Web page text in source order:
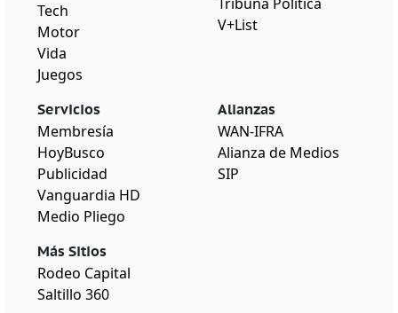
Tech
Motor
Vida
Juegos
V+List
Servicios
Membresía
HoyBusco
Publicidad
Vanguardia HD
Medio Pliego
Más Sitios
Rodeo Capital
Saltillo 360
Alianzas
WAN-IFRA
Alianza de Medios
SIP